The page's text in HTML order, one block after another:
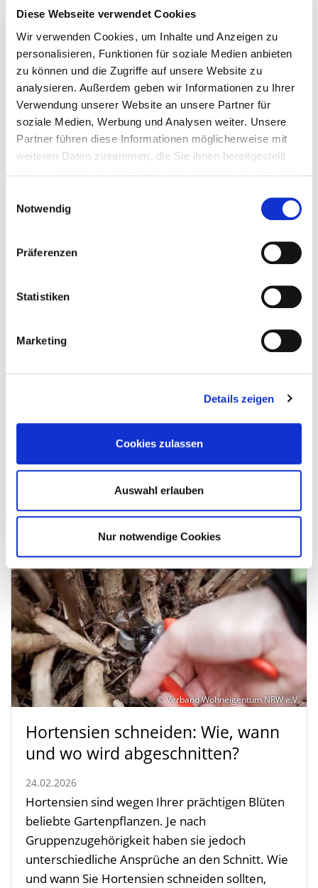
Diese Webseite verwendet Cookies
Wir verwenden Cookies, um Inhalte und Anzeigen zu
personalisieren, Funktionen für soziale Medien anbieten
zu können und die Zugriffe auf unsere Website zu
analysieren. Außerdem geben wir Informationen zu Ihrer
Verwendung unserer Website an unsere Partner für
soziale Medien, Werbung und Analysen weiter. Unsere
Partner führen diese Informationen möglicherweise mit
weiteren Daten zusammen, die Sie ihnen bereitgestellt
Notwendig
Präferenzen
Statistiken
Marketing
Details zeigen
Cookies zulassen
Auswahl erlauben
Nur notwendige Cookies
bis zur Mittelrippe.
Die Früchte des Eingriffligen Weißdorns (Crataegus
monogyna) weisen i.d.R. nur einen Stein auf.
Zweigriffliger Weißdorn
Blüte verfügt über zwei Griffel (selten ein oder drei).
Die Blätter sind nur wenig eingeschnitten. In der
Regel nicht bis zur Mittelrippe.
Crataegus
zugänglichen Medien, werden die verschiedenen
Weißdorn-Arten häufig synonym verwendet; die
botanischen Namen klar definiert werden.
Insektenmagnet Gewöhnlicher Natternkopf
Weitere Beiträge zum Thema Garten
© Verband Wohneigentum NRW e.V.
Hortensien schneiden: Wie, wann
und wo wird abgeschnitten?
24.02.2026
Hortensien sind wegen Ihrer prächtigen Blüten
beliebte Gartenpflanzen. Je nach
Gruppenzugehörigkeit haben sie jedoch
unterschiedliche Ansprüche an den Schnitt. Wie
und wann Sie Hortensien schneiden sollten,